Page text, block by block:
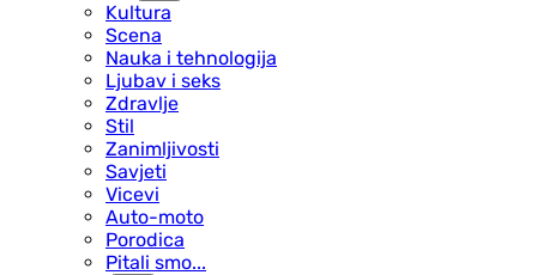
Kultura
Scena
Nauka i tehnologija
Ljubav i seks
Zdravlje
Stil
Zanimljivosti
Savjeti
Vicevi
Auto-moto
Porodica
Pitali smo...